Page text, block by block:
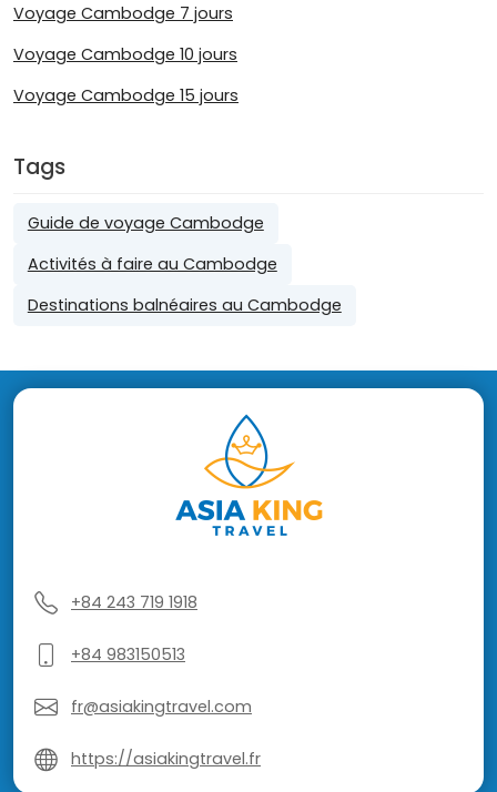
Voyage Cambodge 7 jours
Voyage Cambodge 10 jours
Voyage Cambodge 15 jours
Tags
Guide de voyage Cambodge
Activités à faire au Cambodge
Destinations balnéaires au Cambodge
+84 243 719 1918
+84 983150513
fr@asiakingtravel.com
https://asiakingtravel.fr